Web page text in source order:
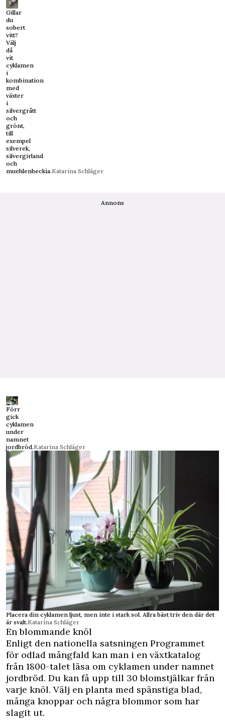
Gillar
du
sobert
vitt?
Välj
då
vit
cyklamen
i
kombination
med
växter
i
silvergrått
och
grönt,
till
exempel
silverek,
silvergirland
och
muehlenbeckia.Katarina Schläger
Annons
Förr
gick
cyklamen
under
namnet
jordbröd.Katarina Schläger
Placera din cyklamen ljust, men inte i stark sol. Allra bäst triv den där det
är svalt.Katarina Schläger
En blommande knöl
Enligt den nationella satsningen Programmet
för odlad mångfald kan man i en växtkatalog
från 1800-talet läsa om cyklamen under namnet
jordbröd. Du kan få upp till 30 blomstjälkar från
varje knöl. Välj en planta med spänstiga blad,
många knoppar och några blommor som har
slagit ut.